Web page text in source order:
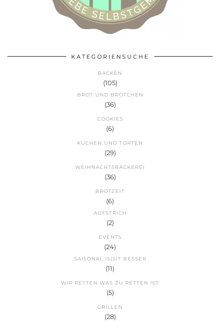
KATEGORIENSUCHE
BACKEN
(105)
BROT UND BRÖTCHEN
(36)
COOKIES
(6)
KUCHEN UND TORTEN
(29)
WEIHNACHTSBÄCKEREI
(36)
BROTZEIT
(6)
AUFSTRICH
(2)
EVENTS
(24)
SAISONAL IS(S)T BESSER
(11)
WIR RETTEN WAS ZU RETTEN IST
(5)
GRILLEN
(28)